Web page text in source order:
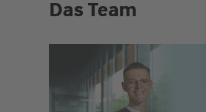
Das Team